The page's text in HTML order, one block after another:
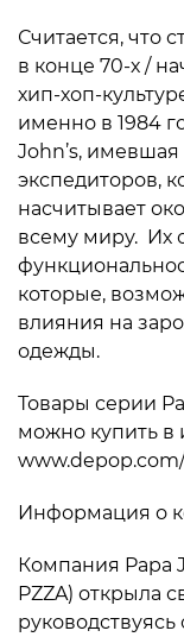
Считается, что
в конце 70-х /
хип-хоп-
именно в 1984
John’s,
экспедиторов,
насчитывает
всему миру. Их
которые,
влияния на
одежды.
Товары серии
можно купить в
Информация о
Компания Papa
PZZA) открыла